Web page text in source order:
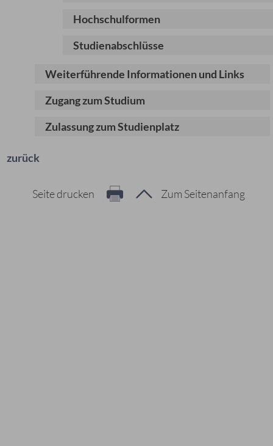
Hochschulformen
Studienabschlüsse
Weiterführende Informationen und Links
Zugang zum Studium
Zulassung zum Studienplatz
zurück
Zum Seitenanfang
Seite drucken